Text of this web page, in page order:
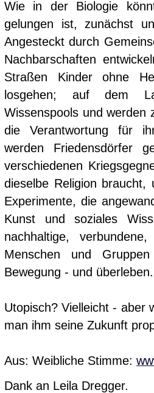
Wie in der Biologie
gelungen ist, zunächst
Angesteckt durch
Nachbarschaften
Straßen Kinder ohne
losgehen; auf dem
Wissenspools und werden
die Verantwortung für
werden Friedensdörfer
verschiedenen
dieselbe Religion
Experimente, die
Kunst und soziales
nachhaltige,
Menschen und
Bewegung - und überleben.
Utopisch? Vielleicht - aber
man ihm seine Zukunft
Aus: Weibliche Stimme:
Dank an Leila Dregger.